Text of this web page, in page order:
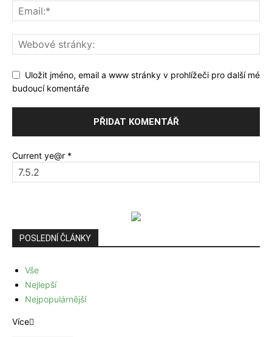
Uložit jméno, email a www stránky v prohlížeči pro další mé
budoucí komentáře
Current ye@r *
POSLEDNÍ ČLÁNKY
Vše
Nejlepší
Nejpopulárnější
Více